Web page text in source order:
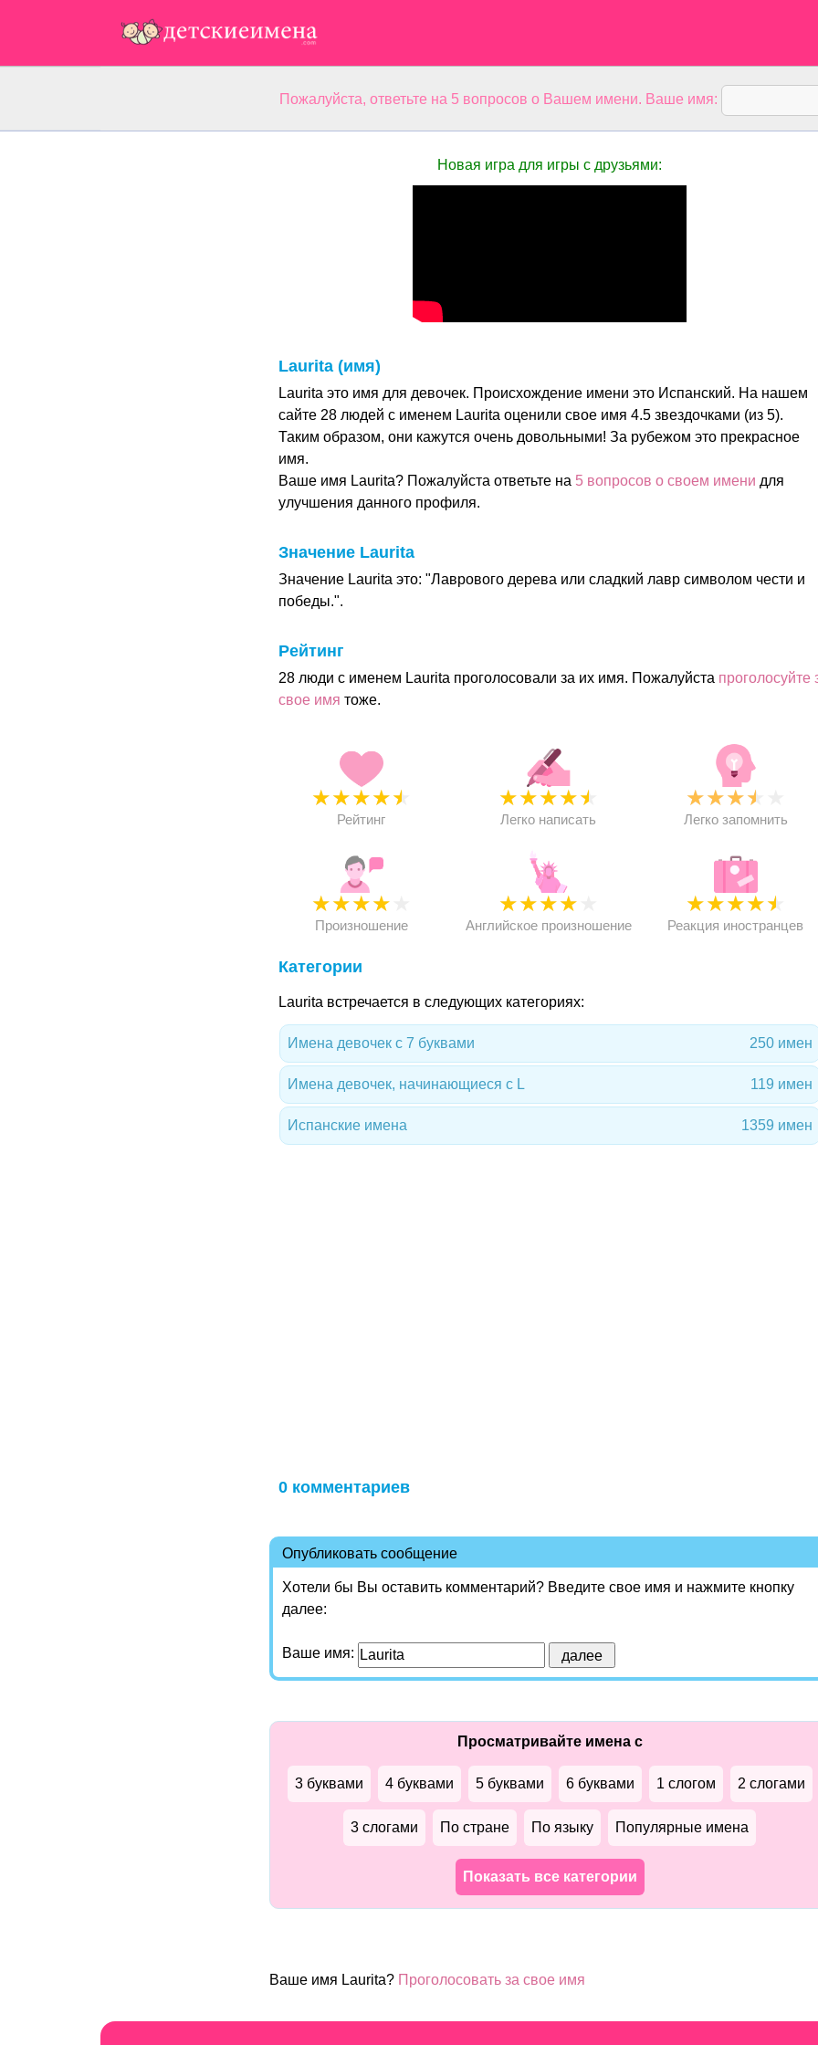
Пожалуйста, ответьте на 5 вопросов о Вашем имени. Ваше имя:
Новая игра для игры с друзьями:
Laurita (имя)
Laurita это имя для девочек. Происхождение имени это Испанский. На нашем
сайте 28 людей с именем Laurita оценили свое имя 4.5 звездочками (из 5).
Таким образом, они кажутся очень довольными! За рубежом это прекрасное
имя.
Ваше имя Laurita? Пожалуйста ответьте на 5 вопросов о своем имени для
улучшения данного профиля.
Значение Laurita
Значение Laurita это: "Лаврового дерева или сладкий лавр символом чести и
победы.".
Рейтинг
28 люди с именем Laurita проголосовали за их имя. Пожалуйста проголосуйте
свое имя тоже.
★★★★★
Рейтинг
★★★★★
Легко написать
★★★★
Легко запомнить
★★★★
Произношение
★★★★
Английское произношение
★★★★★
Реакция иностранцев
Категории
Laurita встречается в следующих категориях:
Имена девочек с 7 буквами 250 имен
Имена девочек, начинающиеся с L 119 имен
Испанские имена 1359 имен
0 комментариев
Опубликовать сообщение
Хотели бы Вы оставить комментарий? Введите свое имя и нажмите кнопку
далее:
Ваше имя:
Просматривайте имена с
3 буквами 4 буквами 5 буквами 6 буквами 1 слогом 2 слогами
3 слогами По стране По языку Популярные имена
Показать все категории
Ваше имя Laurita? Проголосовать за свое имя